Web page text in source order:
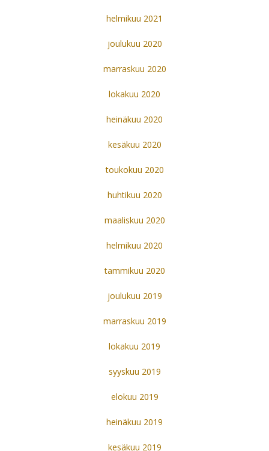
helmikuu 2021
joulukuu 2020
marraskuu 2020
lokakuu 2020
heinäkuu 2020
kesäkuu 2020
toukokuu 2020
huhtikuu 2020
maaliskuu 2020
helmikuu 2020
tammikuu 2020
joulukuu 2019
marraskuu 2019
lokakuu 2019
syyskuu 2019
elokuu 2019
heinäkuu 2019
kesäkuu 2019